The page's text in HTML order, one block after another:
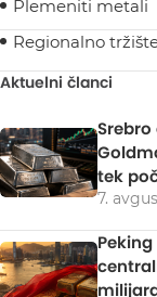
Plemeniti metali
Regionalno
Aktuelni članci
Srebro
tek
7.